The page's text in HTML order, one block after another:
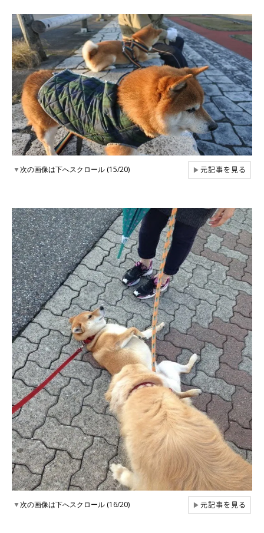
▼次の画像は下へスクロール (15/20) ▶元記事を見る
▼次の画像は下へスクロール (16/20) ▶元記事を見る